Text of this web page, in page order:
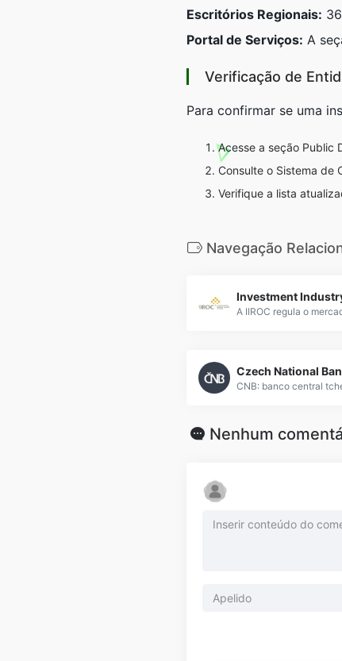
Escritórios Regionais:
Portal de Serviços: A
Verificação de
Para confirmar se uma
Acesse a seção Public
Consulte o Sistema de
Verifique a lista
Navegação
Czech National
Nenhum